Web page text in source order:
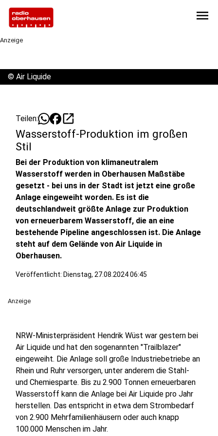
menu
Anzeige
© Air Liquide
Teilen: open_in_new
Wasserstoff-Produktion im großen
Stil
Bei der Produktion von klimaneutralem
Wasserstoff werden in Oberhausen Maßstäbe
gesetzt - bei uns in der Stadt ist jetzt eine große
Anlage eingeweiht worden. Es ist die
deutschlandweit größte Anlage zur Produktion
von erneuerbarem Wasserstoff, die an eine
bestehende Pipeline angeschlossen ist. Die Anlage
steht auf dem Gelände von Air Liquide in
Oberhausen.
Veröffentlicht: Dienstag, 27.08.2024 06:45
Anzeige
NRW-Ministerpräsident Hendrik Wüst war gestern bei
Air Liquide und hat den sogenannten "Trailblazer"
eingeweiht. Die Anlage soll große Industriebetriebe an
Rhein und Ruhr versorgen, unter anderem die Stahl-
und Chemiesparte. Bis zu 2.900 Tonnen erneuerbaren
Wasserstoff kann die Anlage bei Air Liquide pro Jahr
herstellen. Das entspricht in etwa dem Strombedarf
von 2.900 Mehrfamilienhäusern oder auch knapp
100.000 Menschen im Jahr.